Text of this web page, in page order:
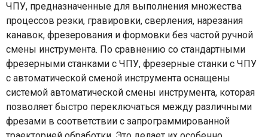
ЧПУ, предназначенные для выполнения множества
процессов резки, гравировки, сверления, нарезания
канавок, фрезерования и формовки без частой ручной
смены инструмента. По сравнению со стандартными
фрезерными станками с ЧПУ, фрезерные станки с ЧПУ
с автоматической сменой инструмента оснащены
системой автоматической смены инструмента, которая
позволяет быстро переключаться между различными
фрезами в соответствии с запрограммированной